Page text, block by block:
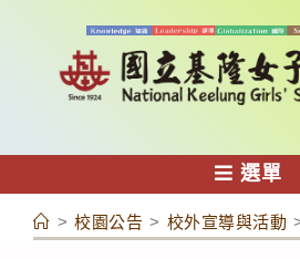
容
選單
> 校園公告 > 校外宣導與活動